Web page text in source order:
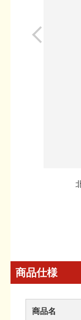
商品仕様
商品名